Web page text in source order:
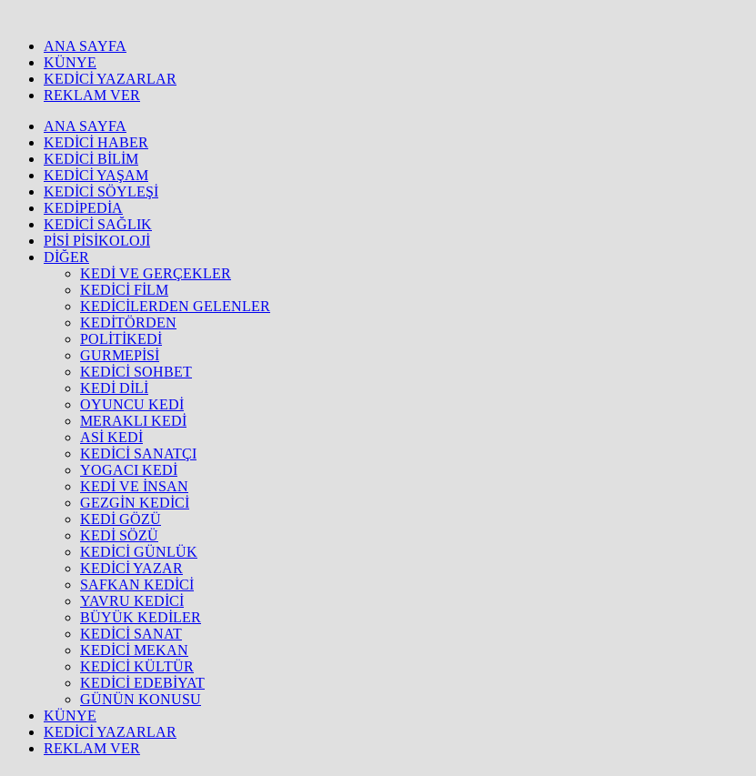
ANA SAYFA
KÜNYE
KEDİCİ YAZARLAR
REKLAM VER
ANA SAYFA
KEDİCİ HABER
KEDİCİ BİLİM
KEDİCİ YAŞAM
KEDİCİ SÖYLEŞİ
KEDİPEDİA
KEDİCİ SAĞLIK
PİSİ PİSİKOLOJİ
DİĞER
KEDİ VE GERÇEKLER
KEDİCİ FİLM
KEDİCİLERDEN GELENLER
KEDİTÖRDEN
POLİTİKEDİ
GURMEPİSİ
KEDİCİ SOHBET
KEDİ DİLİ
OYUNCU KEDİ
MERAKLI KEDİ
ASİ KEDİ
KEDİCİ SANATÇI
YOGACI KEDİ
KEDİ VE İNSAN
GEZGİN KEDİCİ
KEDİ GÖZÜ
KEDİ SÖZÜ
KEDİCİ GÜNLÜK
KEDİCİ YAZAR
SAFKAN KEDİCİ
YAVRU KEDİCİ
BÜYÜK KEDİLER
KEDİCİ SANAT
KEDİCİ MEKAN
KEDİCİ KÜLTÜR
KEDİCİ EDEBİYAT
GÜNÜN KONUSU
KÜNYE
KEDİCİ YAZARLAR
REKLAM VER